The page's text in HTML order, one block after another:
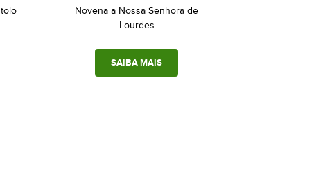
Novena a Nossa Senhora de
Lourdes
SAIBA MAIS